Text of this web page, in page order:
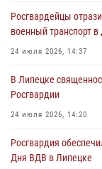
Росгвардейцы
военный транспорт
24 июля 2026, 14:37
В Липецке
Росгвардии
24 июля 2026, 14:20
Росгвардия
Дня ВДВ в Липецке